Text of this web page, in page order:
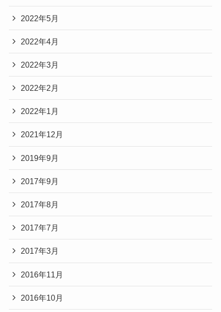
2022年5月
2022年4月
2022年3月
2022年2月
2022年1月
2021年12月
2019年9月
2017年9月
2017年8月
2017年7月
2017年3月
2016年11月
2016年10月